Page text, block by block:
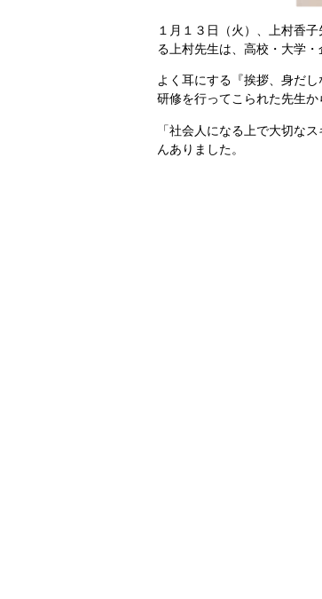
１月１３日（火）、上村香
る上村先生は、高校・大学
よく耳にする『挨拶、身だ
研修を行ってこられた先生
「社会人になる上で大切な
んありました。